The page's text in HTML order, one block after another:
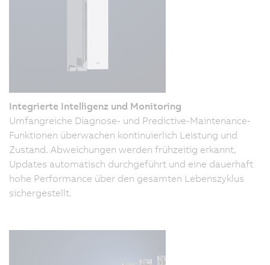
Integrierte Intelligenz und Monitoring
Umfangreiche Diagnose- und Predictive-Maintenance-
Funktionen überwachen kontinuierlich Leistung und
Zustand. Abweichungen werden frühzeitig erkannt,
Updates automatisch durchgeführt und eine dauerhaft
hohe Performance über den gesamten Lebenszyklus
sichergestellt.